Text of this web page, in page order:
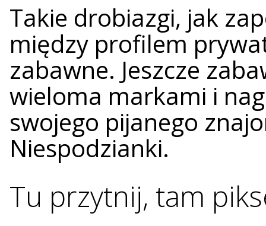
Takie drobiazgi, jak
między profilem
zabawne. Jeszcze
wieloma markami i
swojego pijanego
Niespodzianki.
Tu przytnij, tam